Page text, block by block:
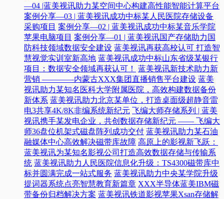
—04 |蓝美视讯助力某空间中心构建高性能智能计算平台​
案例分享—03 | 蓝美视讯成功中标某人民医院存储设备
采购项目 案例分享—02 | 蓝美视讯成功中标某音乐学院
苹果电脑项目 案例分享—01 | 蓝美视讯国产存储助力国
防科技领域数据安全建设 蓝美视讯再获高校认可 打造智
慧视觉实训室新高地 蓝美视讯成功中标山东省级某银行
项目：数据安全领域再获认可！
蓝美视讯新技术助力新
营销 ————内蒙古XXX集团直播销售平台建设 蓝美
视讯助力某知名医科大学附属医院，高效构建数据备份
新体系 蓝美视讯助力北京某单位，打造桌面级超静音雷
电3共享4K/8K非编系统新纪元 飞编大师存储系列 | 蓝美
视讯携手某发电企业，共创数据存储新纪元 —— 飞编大
师36盘位机架式磁盘阵列成功交付 蓝美视讯助力某石油
融媒体中心高效解决磁带库故障 高原上的影视新飞跃：
蓝美视讯为某知名影视公司打造高效数据存储与传输系
统 蓝美视讯助力人民医院信息化升级：TS4300磁带库中
标并圆满完成一站式服务 蓝美视讯助力中央某学院升级
提词器系统点亮智慧教育新篇章 XXX半导体蓝美IBM磁
带备份归档解决方案 蓝美视讯铁道影视苹果Xsan存储解